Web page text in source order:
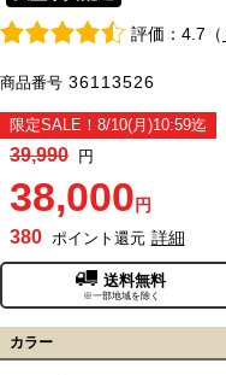
評価：4.7（
商品番号 36113526
限定SALE！8/10(月)10:59迄
39,990 円
38,000 円
380 ポイント還元 詳細
送料無料
※一部地域を除く
カラー